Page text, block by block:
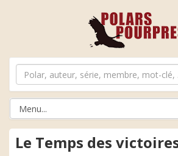
Le Temps des